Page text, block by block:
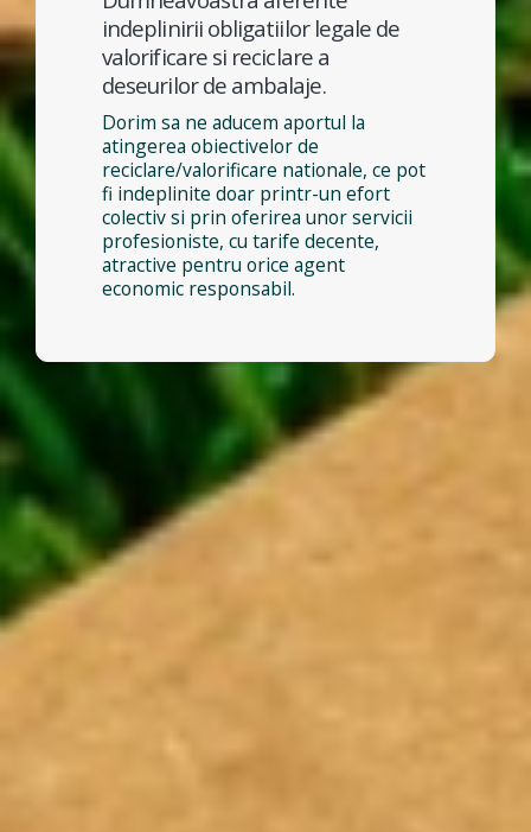
indeplinirii obligatiilor legale de
valorificare si reciclare a
deseurilor de ambalaje.
Dorim sa ne aducem aportul la
atingerea obiectivelor de
reciclare/valorificare nationale, ce pot
fi indeplinite doar printr-un efort
colectiv si prin oferirea unor servicii
profesioniste, cu tarife decente,
atractive pentru orice agent
economic responsabil.